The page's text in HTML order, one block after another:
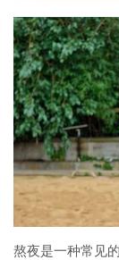
熬夜是一种常见